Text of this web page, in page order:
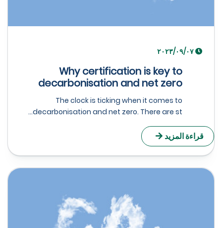
Why certification is key to
decarbonisation and net zero
The clock is ticking when it comes to
decarbonisation and net zero. There are st...
قراءة المزيد